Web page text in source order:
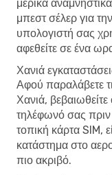
μερικά
μπεστ σέλερ για
υπολογιστή σας
αφεθείτε σε ένα
Χανιά
Αφού παραλάβετε
Χανιά, βεβαιωθείτε
τηλέφωνό σας πριν
τοπική κάρτα SIM,
κατάστημα στο
πιο ακριβό.